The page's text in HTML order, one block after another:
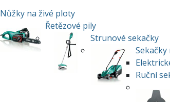
Nůžky na živé ploty
Řetězové pily
Strunové sekačky
Ruční